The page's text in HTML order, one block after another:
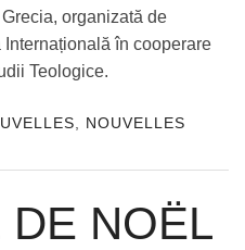
organizată de
în cooperare
Teologice.
NOUVELLES
NOËL